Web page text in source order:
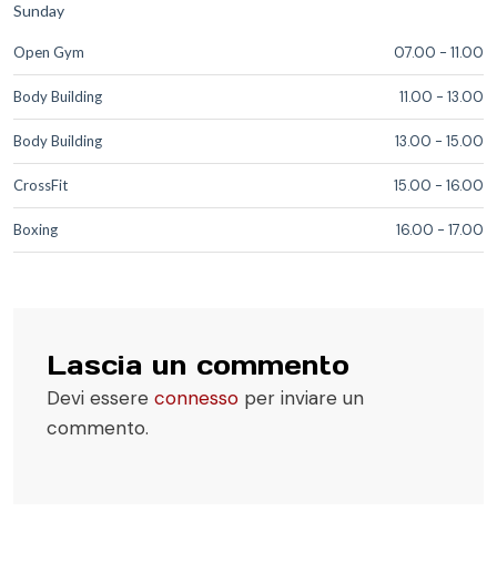
Sunday
Open Gym 07.00 - 11.00
Body Building 11.00 - 13.00
Body Building 13.00 - 15.00
CrossFit 15.00 - 16.00
Boxing 16.00 - 17.00
Lascia un commento
Devi essere connesso per inviare un
commento.